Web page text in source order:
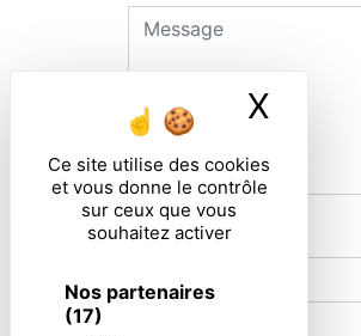
Ce site utilise des cookies
et vous donne le contrôle
sur ceux que vous
souhaitez activer
Nos partenaires
(17)
X
Combien font six plus huit